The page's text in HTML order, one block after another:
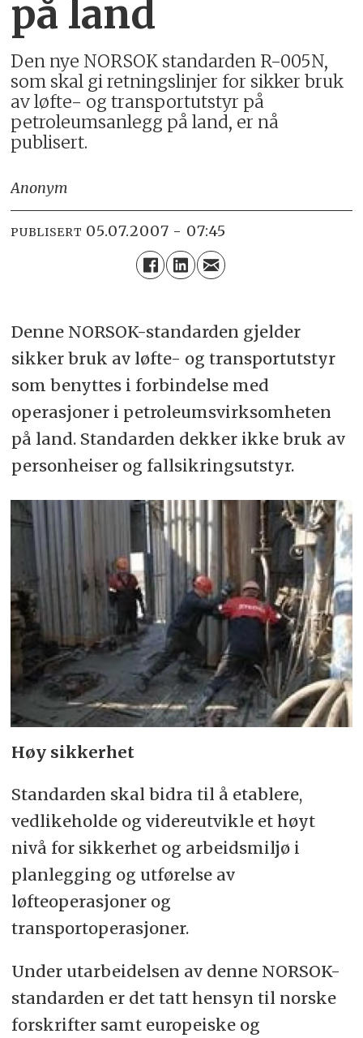
på land
Den nye NORSOK standarden R-005N,
som skal gi retningslinjer for sikker bruk
av løfte- og transportutstyr på
petroleumsanlegg på land, er nå
publisert.
Anonym
PUBLISERT 05.07.2007 - 07:45
Denne NORSOK-standarden gjelder
sikker bruk av løfte- og transportutstyr
som benyttes i forbindelse med
operasjoner i petroleumsvirksomheten
på land. Standarden dekker ikke bruk av
personheiser og fallsikringsutstyr.
Høy sikkerhet
Standarden skal bidra til å etablere,
vedlikeholde og videreutvikle et høyt
nivå for sikkerhet og arbeidsmiljø i
planlegging og utførelse av
løfteoperasjoner og
transportoperasjoner.
Under utarbeidelsen av denne NORSOK-
standarden er det tatt hensyn til norske
forskrifter samt europeiske og